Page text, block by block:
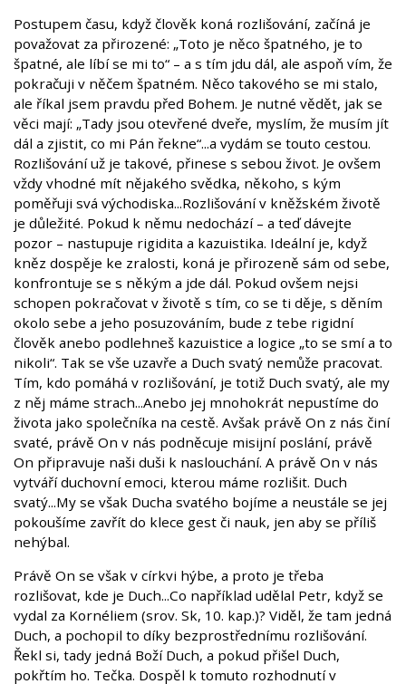
Postupem času, když člověk koná rozlišování, začíná je
považovat za přirozené: „Toto je něco špatného, je to
špatné, ale líbí se mi to“ – a s tím jdu dál, ale aspoň vím, že
pokračuji v něčem špatném. Něco takového se mi stalo,
ale říkal jsem pravdu před Bohem. Je nutné vědět, jak se
věci mají: „Tady jsou otevřené dveře, myslím, že musím jít
dál a zjistit, co mi Pán řekne“...a vydám se touto cestou.
Rozlišování už je takové, přinese s sebou život. Je ovšem
vždy vhodné mít nějakého svědka, někoho, s kým
poměřuji svá východiska...Rozlišování v kněžském životě
je důležité. Pokud k němu nedochází – a teď dávejte
pozor – nastupuje rigidita a kazuistika. Ideální je, když
kněz dospěje ke zralosti, koná je přirozeně sám od sebe,
konfrontuje se s někým a jde dál. Pokud ovšem nejsi
schopen pokračovat v životě s tím, co se ti děje, s děním
okolo sebe a jeho posuzováním, bude z tebe rigidní
člověk anebo podlehneš kazuistice a logice „to se smí a to
nikoli“. Tak se vše uzavře a Duch svatý nemůže pracovat.
Tím, kdo pomáhá v rozlišování, je totiž Duch svatý, ale my
z něj máme strach...Anebo jej mnohokrát nepustíme do
života jako společníka na cestě. Avšak právě On z nás činí
svaté, právě On v nás podněcuje misijní poslání, právě
On připravuje naši duši k naslouchání. A právě On v nás
vytváří duchovní emoci, kterou máme rozlišit. Duch
svatý...My se však Ducha svatého bojíme a neustále se jej
pokoušíme zavřít do klece gest či nauk, jen aby se příliš
nehýbal.
Právě On se však v církvi hýbe, a proto je třeba
rozlišovat, kde je Duch...Co například udělal Petr, když se
vydal za Kornéliem (srov. Sk, 10. kap.)? Viděl, že tam jedná
Duch, a pochopil to díky bezprostřednímu rozlišování.
Řekl si, tady jedná Boží Duch, a pokud přišel Duch,
pokřtím ho. Tečka. Dospěl k tomuto rozhodnutí v